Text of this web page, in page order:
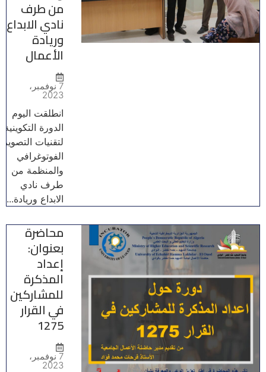
من طرف
نادي الابداع
وريادة
الأعمال
7 نوفمبر،
2023
انطلقت اليوم
الدورة التكوينية
لتقنيات التصوير
الفوتوغرافي
والمنظمة من
طرف نادي
الابداع وريادة...
محاضرة
بعنوان:
إعداد
المذكرة
للمشاركين
في القرار
1275
7 نوفمبر،
2023